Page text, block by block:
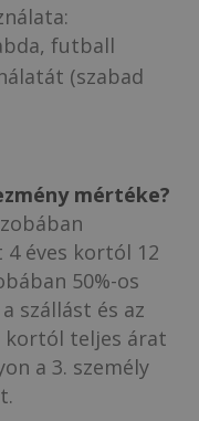
futball
(szabad
mértéke?
éves kortól 12
50%-os
szállást és az
kortól teljes árat
a 3. személy